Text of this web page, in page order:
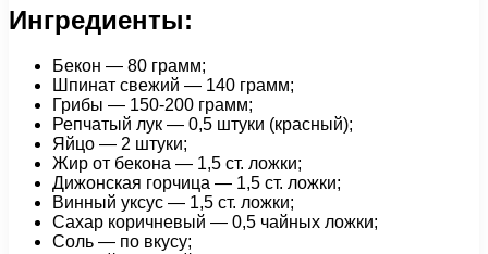
Ингредиенты:
Бекон — 80 грамм;
Шпинат свежий — 140 грамм;
Грибы — 150-200 грамм;
Репчатый лук — 0,5 штуки (красный);
Яйцо — 2 штуки;
Жир от бекона — 1,5 ст. ложки;
Дижонская горчица — 1,5 ст. ложки;
Винный уксус — 1,5 ст. ложки;
Сахар коричневый — 0,5 чайных ложки;
Соль — по вкусу;